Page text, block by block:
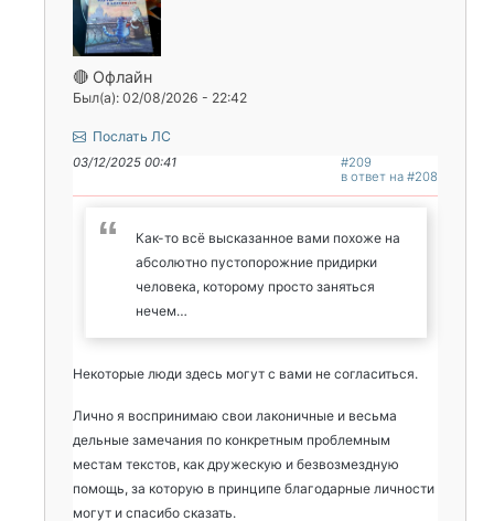
🔴 Офлайн
Был(а): 02/08/2026 - 22:42
Послать ЛС
03/12/2025 00:41
#209
в ответ на #208
Как-то всё высказанное вами похоже на
абсолютно пустопорожние придирки
человека, которому просто заняться
нечем…
Некоторые люди здесь могут с вами не согласиться.
Лично я воспринимаю свои лаконичные и весьма
дельные замечания по конкретным проблемным
местам текстов, как дружескую и безвозмездную
помощь, за которую в принципе благодарные личности
могут и спасибо сказать.